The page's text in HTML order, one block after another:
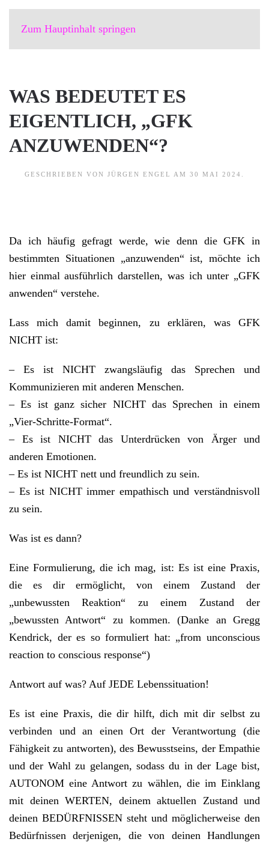
Zum Hauptinhalt springen
WAS BEDEUTET ES
EIGENTLICH, „GFK
ANZUWENDEN“?
GESCHRIEBEN VON JÜRGEN ENGEL AM 30 MAI 2024
Da ich häufig gefragt werde, wie denn die GFK in
bestimmten Situationen „anzuwenden“ ist, möchte ich
hier einmal ausführlich darstellen, was ich unter „GFK
anwenden“ verstehe.
Lass mich damit beginnen, zu erklären, was GFK
NICHT ist:
– Es ist NICHT zwangsläufig das Sprechen und
Kommunizieren mit anderen Menschen.
– Es ist ganz sicher NICHT das Sprechen in einem
„Vier-Schritte-Format“.
– Es ist NICHT das Unterdrücken von Ärger und
anderen Emotionen.
– Es ist NICHT nett und freundlich zu sein.
– Es ist NICHT immer empathisch und verständnisvoll
zu sein.
Was ist es dann?
Eine Formulierung, die ich mag, ist: Es ist eine Praxis,
die es dir ermöglicht, von einem Zustand der
„unbewussten Reaktion“ zu einem Zustand der
„bewussten Antwort“ zu kommen. (Danke an Gregg
Kendrick, der es so formuliert hat: „from unconscious
reaction to conscious response“)
Antwort auf was? Auf JEDE Lebenssituation!
Es ist eine Praxis, die dir hilft, dich mit dir selbst zu
verbinden und an einen Ort der Verantwortung (die
Fähigkeit zu antworten), des Bewusstseins, der Empathie
und der Wahl zu gelangen, sodass du in der Lage bist,
AUTONOM eine Antwort zu wählen, die im Einklang
mit deinen WERTEN, deinem aktuellen Zustand und
deinen BEDÜRFNISSEN steht und möglicherweise den
Bedürfnissen derjenigen, die von deinen Handlungen